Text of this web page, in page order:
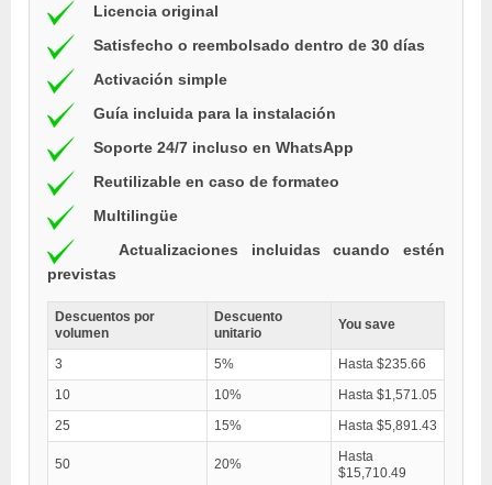
Licencia original
Satisfecho o reembolsado dentro de 30 días
Activación simple
Guía incluida para la instalación
Soporte 24/7 incluso en WhatsApp
Reutilizable en caso de formateo
Multilingüe
Actualizaciones incluidas cuando estén
previstas
Descuentos por
volumen
Descuento
unitario
You save
3 5%
Hasta $235.66
10
10%
Hasta $1,571.05
25
15% Hasta $5,891.43
50 20%
Hasta
$15,710.49